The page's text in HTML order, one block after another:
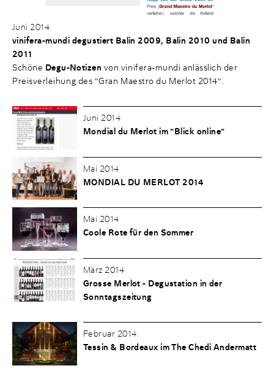
Juni 2014
vinifera-mundi degustiert Balin 2009, Balin 2010 und Balin
2011
Schöne Degu-Notizen von vinifera-mundi anlässlich der
Preisverleihung des "Gran Maestro du Merlot 2014".
Juni 2014
Mondial du Merlot im "Blick online"
Mai 2014
MONDIAL DU MERLOT 2014
Mai 2014
Coole Rote für den Sommer
März 2014
Grosse Merlot - Degustation in der
Sonntagszeitung
Februar 2014
Tessin & Bordeaux im The Chedi Andermatt